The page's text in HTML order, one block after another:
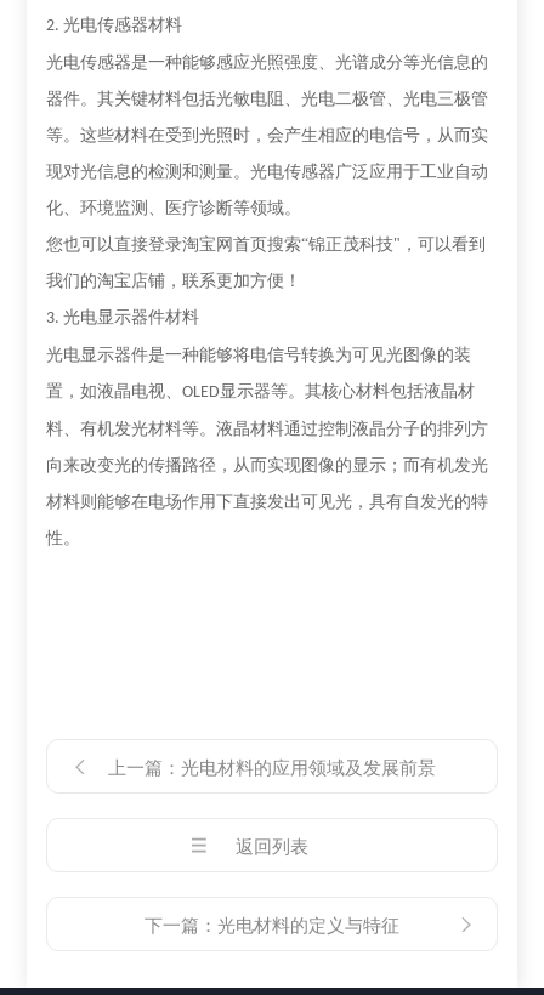
2.光电传感器材料
光电传感器是一种能够感应光照强度、光谱成分等光信息的
器件。其关键材料包括光敏电阻、光电二极管、光电三极管
等。这些材料在受到光照时，会产生相应的电信号，从而实
现对光信息的检测和测量。光电传感器广泛应用于工业自动
化、环境监测、医疗诊断等领域。
您也可以直接登录淘宝网首页搜索“锦正茂科技"，可以看到
我们的淘宝店铺，联系更加方便！
3.光电显示器件材料
光电显示器件是一种能够将电信号转换为可见光图像的装
置，如液晶电视、OLED显示器等。其核心材料包括液晶材
料、有机发光材料等。液晶材料通过控制液晶分子的排列方
向来改变光的传播路径，从而实现图像的显示；而有机发光
材料则能够在电场作用下直接发出可见光，具有自发光的特
性。
上一篇： 光电材料的应用领域及发展前景
返回列表
下一篇： 光电材料的定义与特征